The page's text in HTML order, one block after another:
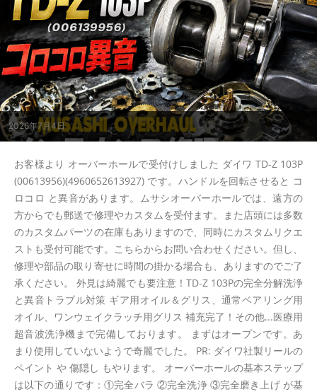
2026年7月4日
お客様より オーバーホールで受付けしました ダイワ TD-Z 103P
(00613956)(4960652613927) です。ハンドルを回転させると コ
ロコロ と異音があります。ムサシオーバーホールでは、遠方の
方からでも郵送で修理やカスタムを受付ます。また店頭には多数
のカスタムパーツの在庫もありますので、同時にカスタムリクエ
ストも受付可能です。こちらからお問い合わせください。但し、
修理や部品の取り寄せに時間の掛かる場合も、ありますのでご了
承ください。 外見は綺麗でも要注意！TD-Z 103Pの完全分解洗浄
と異音トラブル対策 ギア用オイル＆グリス、通常ベアリング用
オイル、ワンウェイクラッチ用グリス 補充完了！その他...医療用
超音波洗浄機まで完備しております。 まずはオープンです。あ
まり使用していないようで奇麗でした。 PR: ダイワ社製リールの
ペイント や 傷隠し もやります。 オーバーホールの基本ステップ
は以下の通りです：①完全バラ ②完全洗浄 ③完全磨き上げ が基